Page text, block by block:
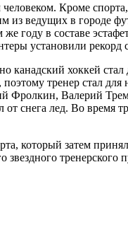
Кроме
из ведущих в городе
году в составе
установили рекорд
хоккей стал
тренер стал
Фролкин, Валерий
снега лед. Во время
который затем принял